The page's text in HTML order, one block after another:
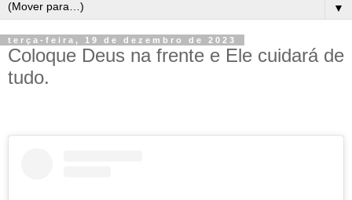
▼
terça-feira, 19 de dezembro de 2023
Coloque Deus na frente e Ele cuidará de
tudo.